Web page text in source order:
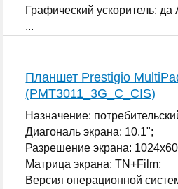
Графический ускоритель:
...
Планшет Prestigio
(PMT3011_3G_C_CIS)
Назначение:
Диагональ экрана: 10.1";
Разрешение экрана:
Матрица экрана: TN+Film;
Версия операционной